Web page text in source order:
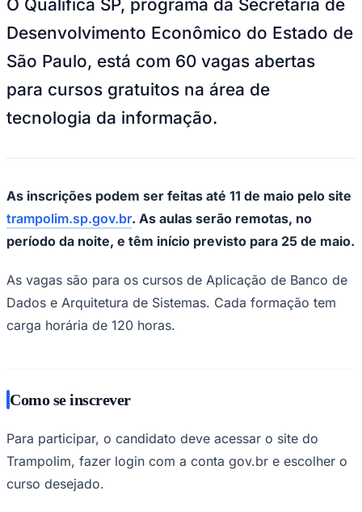
Paulistão
Copa do Brasil
Libertadores
Sul-Americana
Copa América
Champions League
Premier League
La Liga
Bundesliga
O Qualifica SP, programa da Secretaria de
Desenvolvimento Econômico do Estado de
São Paulo, está com 60 vagas abertas
para cursos gratuitos na área de
tecnologia da informação.
As inscrições podem ser feitas até 11 de maio pelo site
trampolim.sp.gov.br. As aulas serão remotas, no
período da noite, e têm início previsto para 25 de maio.
As vagas são para os cursos de Aplicação de Banco de
Dados e Arquitetura de Sistemas. Cada formação tem
carga horária de 120 horas.
Como se inscrever
Para participar, o candidato deve acessar o site do
Trampolim, fazer login com a conta gov.br e escolher o
curso desejado.